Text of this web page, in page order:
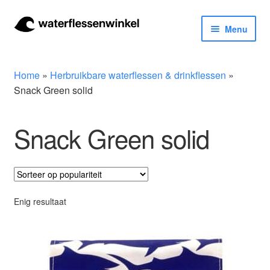
Ga
Ga
Menu
Bidons
Kinderflessen
Drinkfles met rietje
Aluminium drinkfles
Home» Herbruikbare waterflessen & drinkflessen »
Snack Green solid
Snack Green solid
Enig resultaat